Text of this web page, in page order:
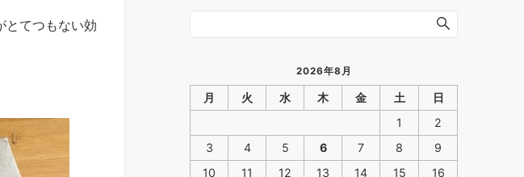
とてつもない効
2026年8月
月 火 水 木 金 土
日
1
2
3
4 5 6 7 8
9
10
11 12 13 14 15
16